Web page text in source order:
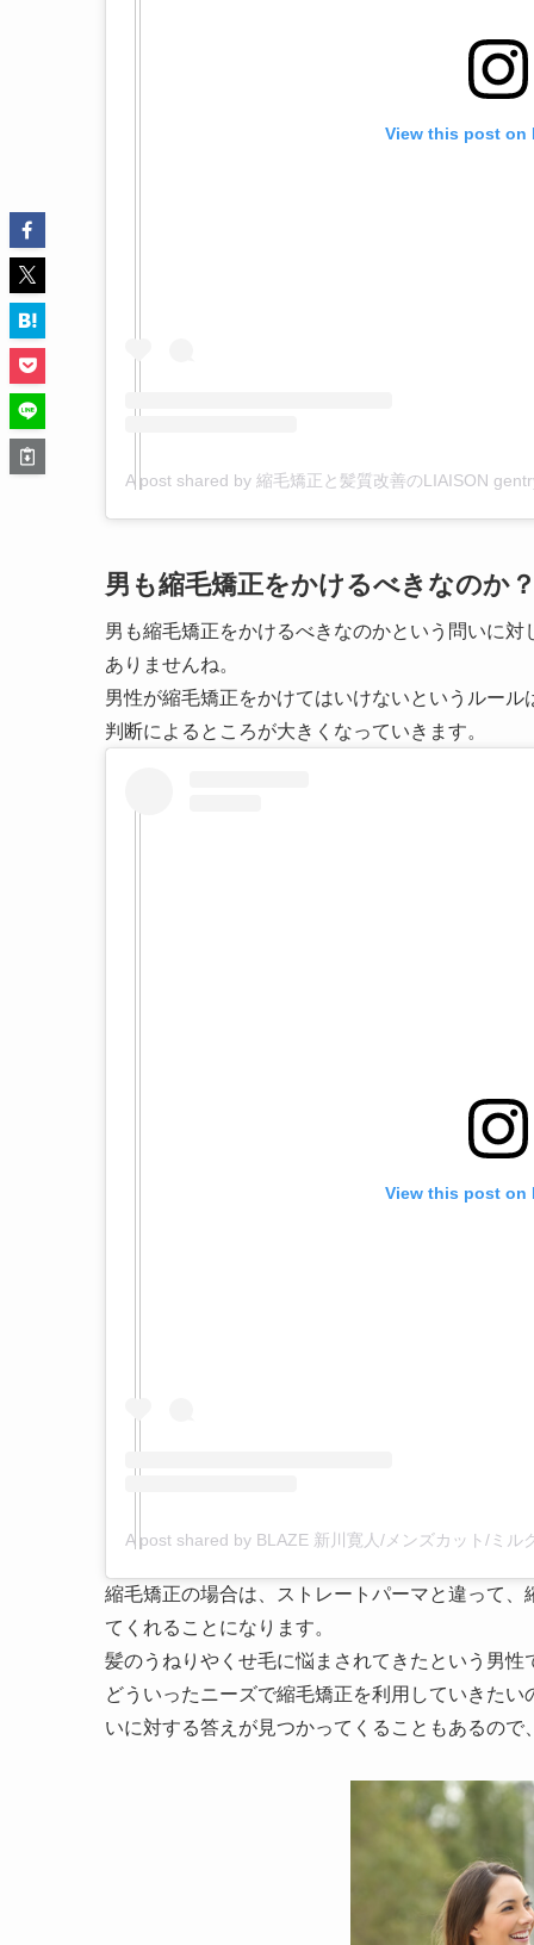
View this post on
A post shared by 縮毛矯正と髪質改善のLIAISON
男も縮毛矯正をかけるべきなのか？
男も縮毛矯正をかけるべきなのかという問いに
ありませんね。
男性が縮毛矯正をかけてはいけないというルー
判断によるところが大きくなっていきます。
View this post on
A post shared by BLAZE 新川寛人/メンズカット/ミ
縮毛矯正の場合は、ストレートパーマと違って
てくれることになります。
髪のうねりやくせ毛に悩まされてきたという男性
どういったニーズで縮毛矯正を利用していきた
いに対する答えが見つかってくることもあるので